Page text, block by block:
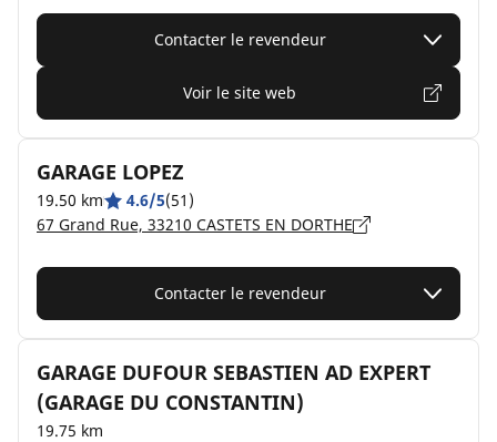
Contacter le revendeur
Voir le site web
GARAGE LOPEZ
19.50 km 4.6/5(51)
67 Grand Rue, 33210 CASTETS EN DORTHE
Contacter le revendeur
GARAGE DUFOUR SEBASTIEN AD EXPERT
(GARAGE DU CONSTANTIN)
19.75 km